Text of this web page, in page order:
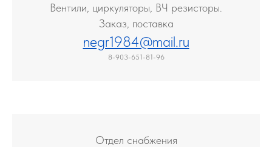
Вентили, циркуляторы, ВЧ резисторы.
Заказ, поставка
negr1984@mail.ru
8-903-651-81-96
Отдел снабжения